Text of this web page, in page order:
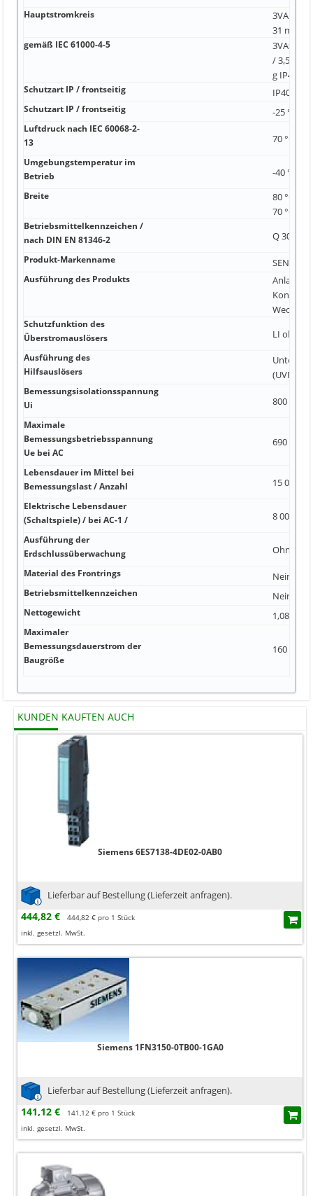
Hauptstromkreis
31 mm
gemäß IEC 61000-4-5
/ 3,5 mm,
g IP40
Schutzart IP / frontseitig IP40
Schutzart IP / frontseitig -25 °C 70
Luftdruck nach IEC 60068-2-
13
70 °C -40
Umgebungstemperatur im
Betrieb
-40 °C
Breite
80 °C
70 °C
Betriebsmittelkennzeichen /
nach DIN EN 81346-2
Q 30 mm
Produkt-Markenname
Ausführung des Produkts
Wechsler
Schutzfunktion des
Überstromauslösers
LI ohne
Ausführung des
Hilfsauslösers
(UVR) 2 4
Bemessungsisolationsspannung
Ui
800 V
Maximale
Bemessungsbetriebsspannung
Ue bei AC
690 V 25
Lebensdauer im Mittel bei
Bemessungslast / Anzahl
15 000
Elektrische Lebensdauer
(Schaltspiele) / bei AC-1 /
8 000 5 %
Ausführung der
Erdschlussüberwachung
Ohne
Material des Frontrings Nein
Betriebsmittelkennzeichen Nein 1
Nettogewicht 1,08 kg S
Maximaler
Bemessungsdauerstrom der
Baugröße
160 A 1
KUNDEN KAUFTEN AUCH
Siemens 6ES7138-4DE02-0AB0
Lieferbar auf Bestellung (Lieferzeit anfragen).
444,82 €
444,82 € pro 1 Stück
inkl. gesetzl. MwSt.
Siemens 1FN3150-0TB00-1GA0
Lieferbar auf Bestellung (Lieferzeit anfragen).
141,12 €
141,12 € pro 1 Stück
inkl. gesetzl. MwSt.